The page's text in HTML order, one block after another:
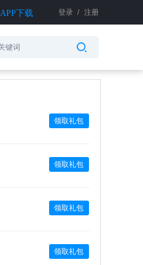
APP下载 登录 / 注册
领取礼包
领取礼包
领取礼包
领取礼包